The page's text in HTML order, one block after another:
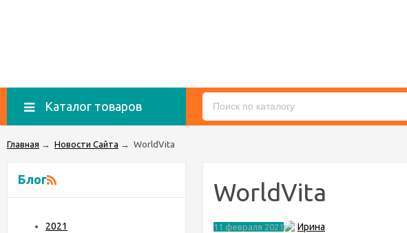
Каталог товаров
Главная → Новости Сайта → WorldVita
Блог
2021
WorldVita
11 февраля 2021 Ирина